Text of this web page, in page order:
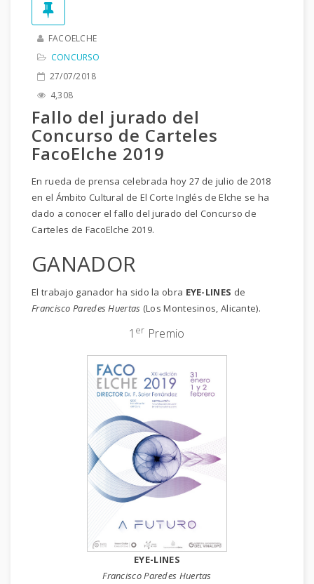
FACOELCHE
CONCURSO
27/07/2018
4,308
Fallo del jurado del
Concurso de Carteles
FacoElche 2019
En rueda de prensa celebrada hoy 27 de julio de 2018
en el Ámbito Cultural de El Corte Inglés de Elche se ha
dado a conocer el fallo del jurado del Concurso de
Carteles de FacoElche 2019.
GANADOR
El trabajo ganador ha sido la obra EYE-LINES de
Francisco Paredes Huertas (Los Montesinos, Alicante).
1 er Premio
EYE-LINES
Francisco Paredes Huertas